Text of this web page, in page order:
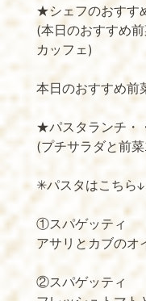
★シェフのおすす
(本日のおすすめ
カッフェ)
本日のおすすめ
★パスタランチ・
(プチサラダと前
✳︎パスタはこちら
①スパゲッティ
アサリとカブのオ
②スパゲッティ